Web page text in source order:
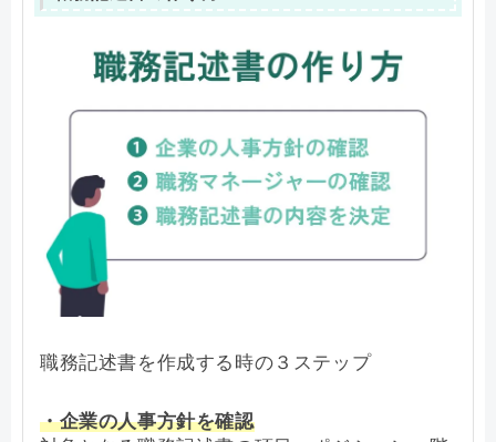
職務記述書を作成する時の３ステップ
・企業の人事方針を確認